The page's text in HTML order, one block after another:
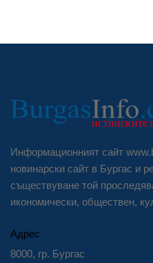
Информационният сайт
новинарски сайт в Бургас и
съществуване той
икономически, обществен,
Адрес
8000, гр. Бургас